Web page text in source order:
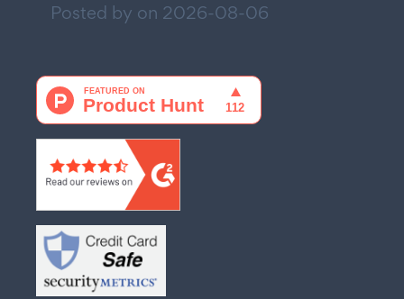
Posted by on 2026-08-06